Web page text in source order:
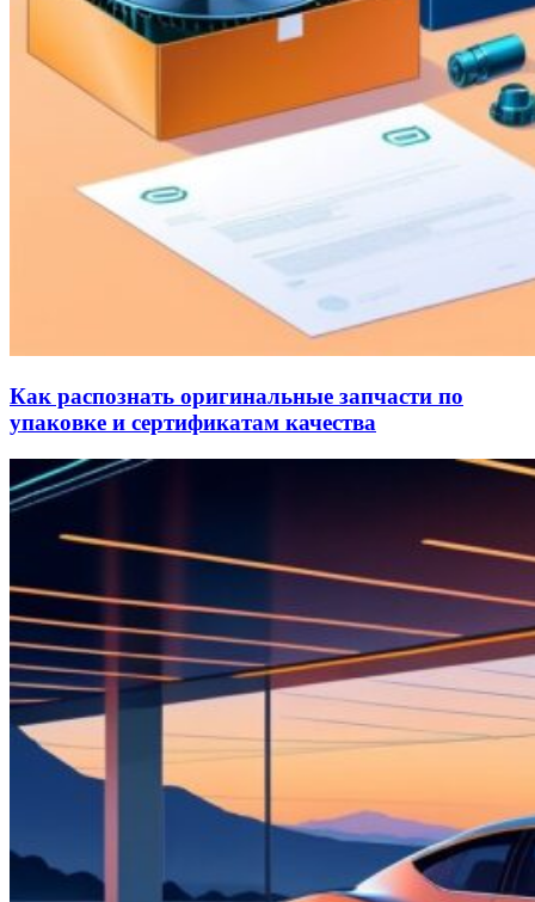
Как распознать оригинальные запчасти по
упаковке и сертификатам качества